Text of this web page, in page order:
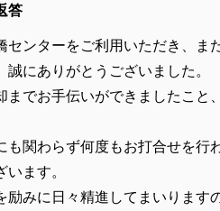
答
センターをご利用いただき、ま
誠にありがとうございました。
までお手伝いができましたこと
も関わらず何度もお打合せを行
ます。
励みに日々精進してまいります